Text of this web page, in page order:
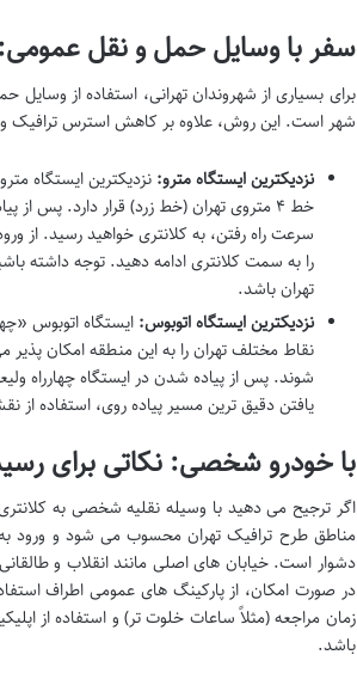
سفر با وسایل حمل و نقل
برای بسیاری از شهروندان تهرانی، استفاده از وسایل
شهر است. این روش، علاوه بر کاهش استرس
نزدیکترین ایستگاه مترو:
سرعت راه رفتن، به کلانتری خواهید رسید. از
را به سمت کلانتری ادامه دهید. توجه داشته
تهران باشد.
نزدیکترین ایستگاه اتوبوس: ایستگاه اتوبوس
نقاط مختلف تهران را به این منطقه امکان
یافتن دقیق ترین مسیر پیاده روی، استفاده از
با خودرو شخصی: نکاتی برای
مناطق طرح ترافیک تهران محسوب می شود و ورود به
دشوار است. خیابان های اصلی مانند انقلاب و
در صورت امکان، از پارکینگ های عمومی اطراف
زمان مراجعه (مثلاً ساعات خلوت تر) و استفاده از
باشد.